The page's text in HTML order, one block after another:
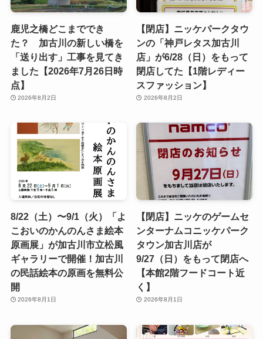
鹿児之橋どこまででき
た？ 加古川の新しい橋を
「送り出す」工事を見てき
ました【2026年7月26日時
点】
2026年8月2日
【閉店】ニッケパークタウ
ンの「神戸レタス加古川
店」が6/28（日）をもって
閉店してた【1階レディー
スファッション】
2026年8月2日
8/22（土）〜9/1（火）「よ
こおいのかんのんさま絵本
原画展」が加古川市立松風
ギャラリーで開催！加古川
の民話絵本の原画を無料公
開
2026年8月1日
【閉店】ニッケのゲームセ
ンターナムコニッケパーク
タウン加古川店が
9/27（日）をもって閉店へ
【本館2階フードコート近
く】
2026年8月1日